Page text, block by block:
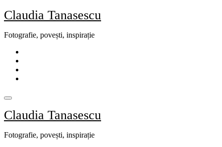
Skip
to
Claudia Tanasescu
Fotografie, povești, inspirație
Claudia Tanasescu
Fotografie, povești, inspirație